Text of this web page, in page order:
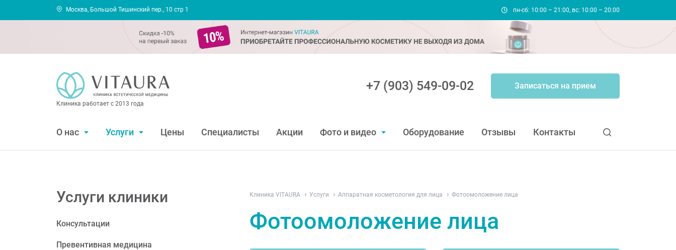
Москва, Большой Тишинский пер., 10 стр 1 пн-сб: 10:00 – 21:00, вс: 10:00 – 20:00
+7 (903) 549-09-02 Записаться на прием
Клиника работает с 2013 года
О нас Услуги Цены Специалисты Акции Фото и видео Оборудование Отзывы Контакты
Клиника VITAURA Услуги Аппаратная косметология для лица Фотоомоложение лица
Фотоомоложение лица
Услуги клиники
Консультации
Превентивная медицина